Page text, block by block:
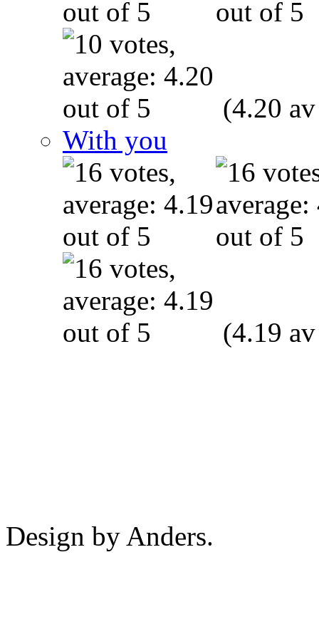
(4.20
With you
(4.19
Design by Anders.